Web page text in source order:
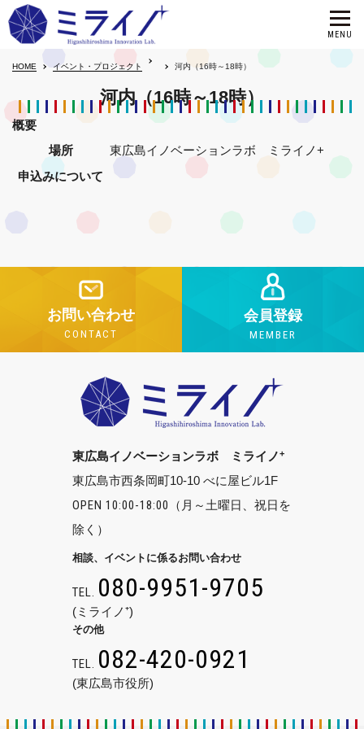
HOME イベント・プロジェクト 河内（16時～18時）
河内（16時～18時）
概要
場所
東広島イノベーションラボ ミライノ+
申込みについて
お問い合わせ
CONTACT
会員登録
MEMBER
東広島イノベーションラボ ミライノ+
東広島市西条岡町10-10 べに屋ビル1F
OPEN 10:00-18:00
（月～土曜日、祝日を
除く）
相談、イベントに係るお問い合わせ
TEL. 080-9951-9705
(ミライノ⁺)
その他
TEL. 082-420-0921
(東広島市役所)